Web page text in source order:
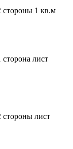
1 кв.м
лист
лист